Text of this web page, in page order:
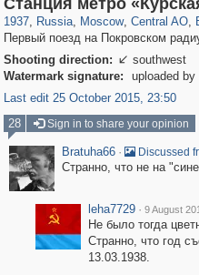
Станция метро
1937, Russia, Moscow, Central AO,
Первый поезд на Покровском
Shooting direction:  southwest
Watermark signature:
uploaded by
Last edit 25 October 2015, 23:50
28
Sign in to share your opinion
Bratuha66 · Discussed
Странно, что не на
leha7729 · 9 August
Не было тогда
Странно, что год
13.03.1938.